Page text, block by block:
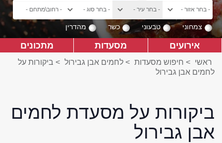
צמחוני טבעוני כשר מהדרין
אירועים מסעדות מתכונים
ראשי > חיפוש מסעדות > לחמים אבן גבירול > ביקורות על
לחמים אבן גבירול
ביקורות על מסעדת לחמים
אבן גבירול